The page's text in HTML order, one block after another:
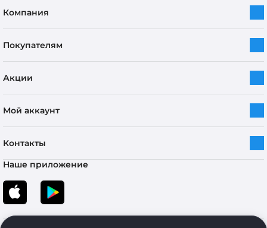
Компания
Покупателям
Акции
Мой аккаунт
Контакты
Наше приложение